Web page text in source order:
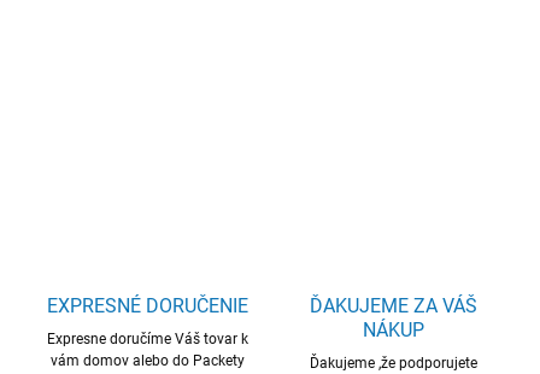
EXPRESNÉ DORUČENIE
Expresne doručíme Váš tovar k
vám domov alebo do Packety
ĎAKUJEME ZA VÁŠ
NÁKUP
Ďakujeme ,že podporujete